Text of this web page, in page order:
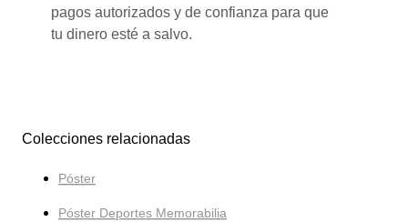
pagos autorizados y de confianza para que
tu dinero esté a salvo.
Colecciones relacionadas
Póster
Póster Deportes Memorabilia